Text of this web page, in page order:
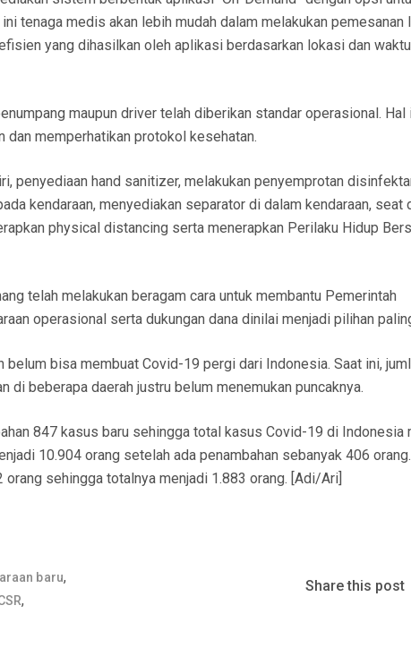
tenaga medis akan lebih mudah dalam melakukan pemesanan
yang dihasilkan oleh aplikasi berdasarkan lokasi dan waktu
maupun driver telah diberikan standar operasional. Hal
dan memperhatikan protokol kesehatan.
penyediaan hand sanitizer, melakukan penyemprotan
kendaraan, menyediakan separator di dalam kendaraan, seat
physical distancing serta menerapkan Perilaku Hidup
telah melakukan beragam cara untuk membantu Pemerintah
operasional serta dukungan dana dinilai menjadi pilihan
bisa membuat Covid-19 pergi dari Indonesia. Saat ini,
beberapa daerah justru belum menemukan puncaknya.
847 kasus baru sehingga total kasus Covid-19 di Indonesia
10.904 orang setelah ada penambahan sebanyak 406 orang.
sehingga totalnya menjadi 1.883 orang. [Adi/Ari]
baru,
,
Share this post